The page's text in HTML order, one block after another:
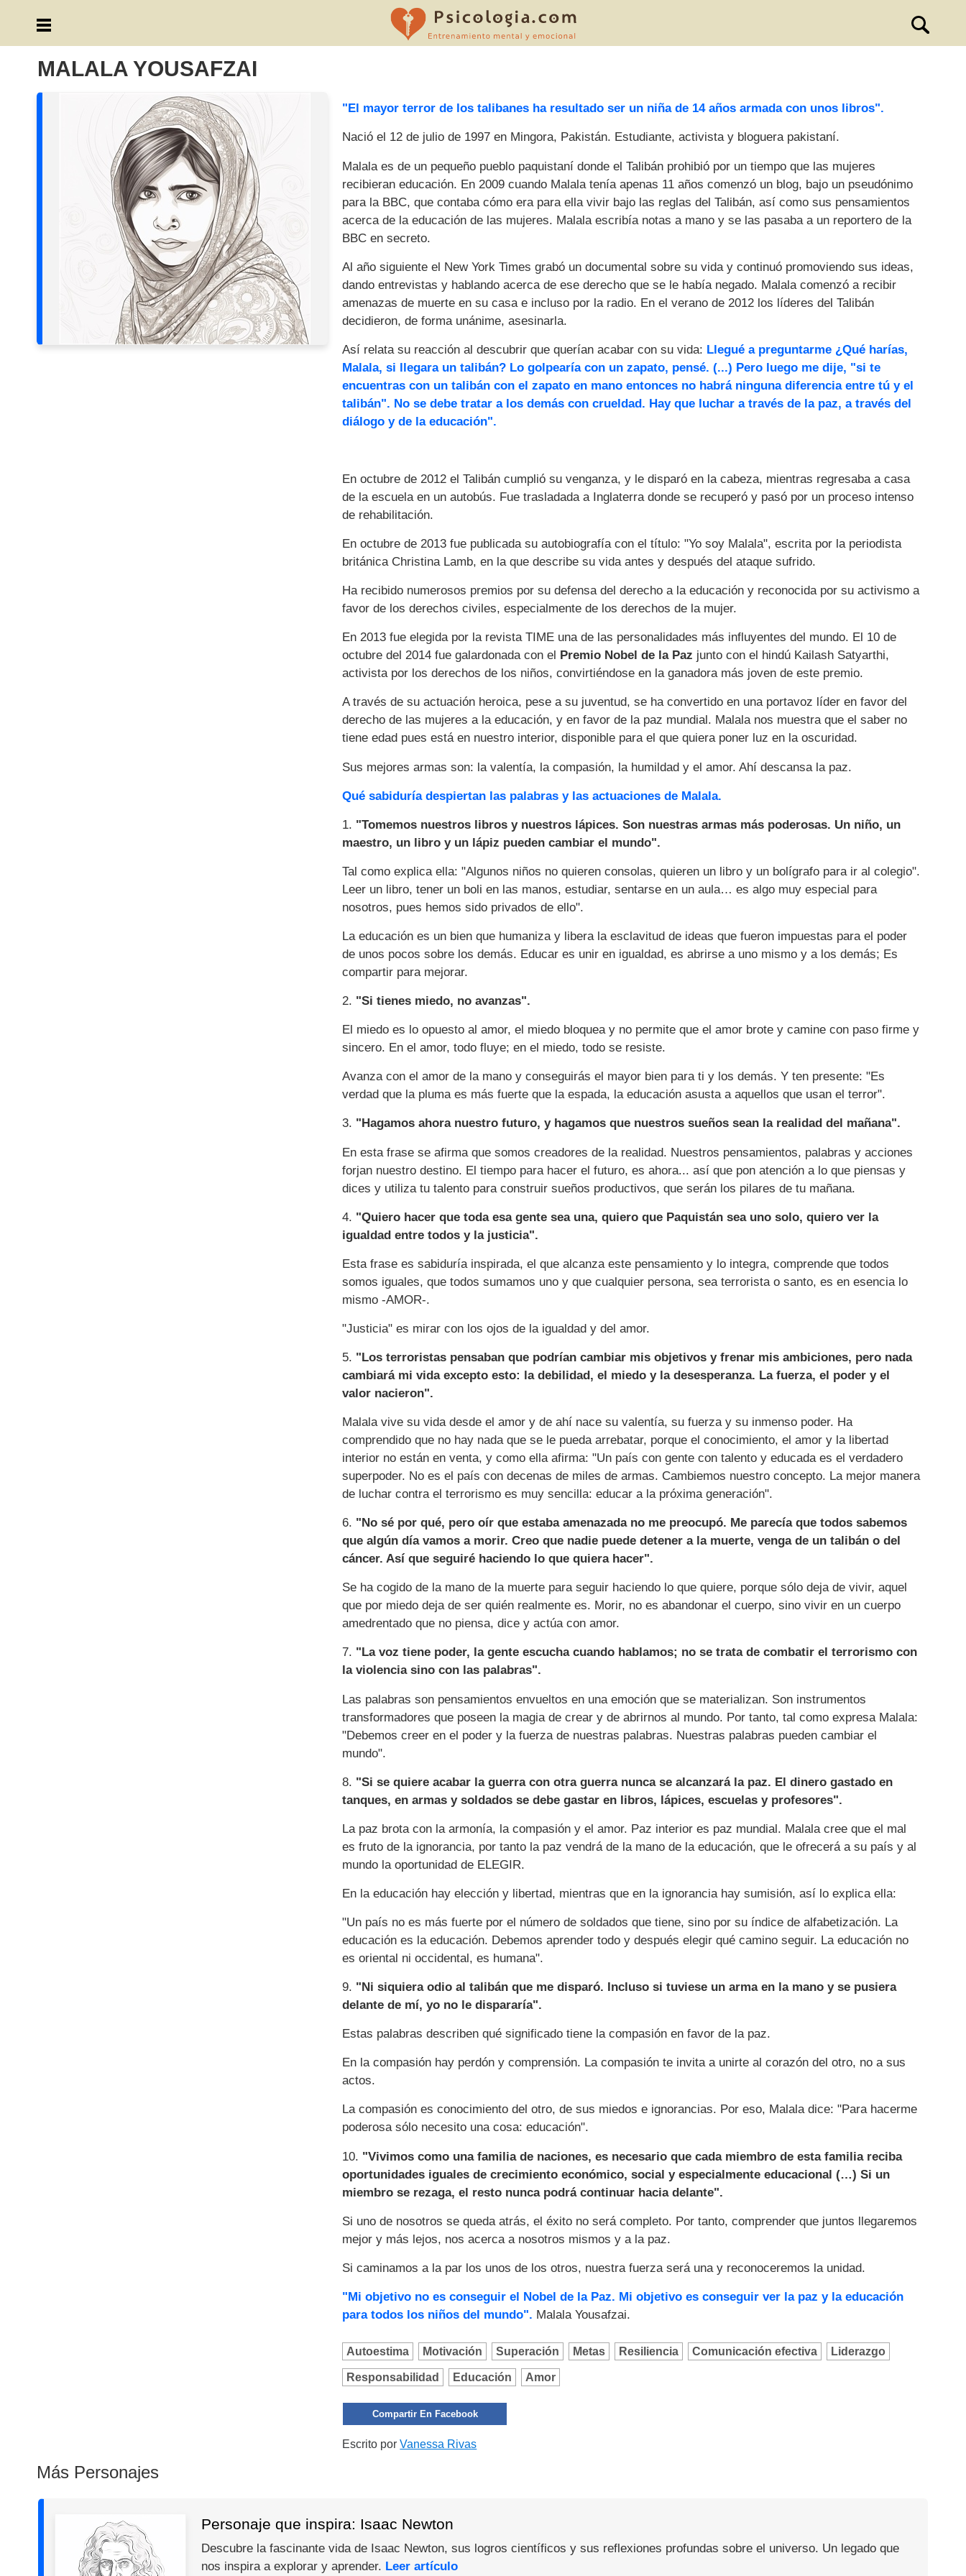
MALALA YOUSAFZAI
"El mayor terror de los talibanes ha resultado ser un niña de 14 años armada con unos libros".
Nació el 12 de julio de 1997 en Mingora, Pakistán. Estudiante, activista y bloguera pakistaní.
Malala es de un pequeño pueblo paquistaní donde el Talibán prohibió por un tiempo que las mujeres
recibieran educación. En 2009 cuando Malala tenía apenas 11 años comenzó un blog, bajo un pseudónimo
para la BBC, que contaba cómo era para ella vivir bajo las reglas del Talibán, así como sus pensamientos
acerca de la educación de las mujeres. Malala escribía notas a mano y se las pasaba a un reportero de la
BBC en secreto.
Al año siguiente el New York Times grabó un documental sobre su vida y continuó promoviendo sus ideas,
dando entrevistas y hablando acerca de ese derecho que se le había negado. Malala comenzó a recibir
amenazas de muerte en su casa e incluso por la radio. En el verano de 2012 los líderes del Talibán
decidieron, de forma unánime, asesinarla.
Así relata su reacción al descubrir que querían acabar con su vida: Llegué a preguntarme ¿Qué harías,
Malala, si llegara un talibán? Lo golpearía con un zapato, pensé. (...) Pero luego me dije, "si te
encuentras con un talibán con el zapato en mano entonces no habrá ninguna diferencia entre tú y el
talibán". No se debe tratar a los demás con crueldad. Hay que luchar a través de la paz, a través del
diálogo y de la educación".
En octubre de 2012 el Talibán cumplió su venganza, y le disparó en la cabeza, mientras regresaba a casa
de la escuela en un autobús. Fue trasladada a Inglaterra donde se recuperó y pasó por un proceso intenso
de rehabilitación.
En octubre de 2013 fue publicada su autobiografía con el título: "Yo soy Malala", escrita por la periodista
británica Christina Lamb, en la que describe su vida antes y después del ataque sufrido.
Ha recibido numerosos premios por su defensa del derecho a la educación y reconocida por su activismo a
favor de los derechos civiles, especialmente de los derechos de la mujer.
En 2013 fue elegida por la revista TIME una de las personalidades más influyentes del mundo. El 10 de
octubre del 2014 fue galardonada con el
Premio Nobel de la Paz junto con el hindú Kailash Satyarthi,
activista por los derechos de los niños, convirtiéndose en la ganadora más joven de este premio.
A través de su actuación heroica, pese a su juventud, se ha convertido en una portavoz líder en favor del
derecho de las mujeres a la educación, y en favor de la paz mundial. Malala nos muestra que el saber no
tiene edad pues está en nuestro interior, disponible para el que quiera poner luz en la oscuridad.
Sus mejores armas son: la valentía, la compasión, la humildad y el amor. Ahí descansa la paz.
Qué sabiduría despiertan las palabras y las actuaciones de Malala.
1. "Tomemos nuestros libros y nuestros lápices. Son nuestras armas más poderosas. Un niño, un
maestro, un libro y un lápiz pueden cambiar el mundo".
Tal como explica ella: "Algunos niños no quieren consolas, quieren un libro y un bolígrafo para ir al colegio".
Leer un libro, tener un boli en las manos, estudiar, sentarse en un aula… es algo muy especial para
nosotros, pues hemos sido privados de ello".
La educación es un bien que humaniza y libera la esclavitud de ideas que fueron impuestas para el poder
de unos pocos sobre los demás. Educar es unir en igualdad, es abrirse a uno mismo y a los demás; Es
compartir para mejorar.
2. "Si tienes miedo, no avanzas".
El miedo es lo opuesto al amor, el miedo bloquea y no permite que el amor brote y camine con paso firme y
sincero. En el amor, todo fluye; en el miedo, todo se resiste.
Avanza con el amor de la mano y conseguirás el mayor bien para ti y los demás. Y ten presente: "Es
verdad que la pluma es más fuerte que la espada, la educación asusta a aquellos que usan el terror".
3. "Hagamos ahora nuestro futuro, y hagamos que nuestros sueños sean la realidad del mañana".
En esta frase se afirma que somos creadores de la realidad. Nuestros pensamientos, palabras y acciones
forjan nuestro destino. El tiempo para hacer el futuro, es ahora... así que pon atención a lo que piensas y
dices y utiliza tu talento para construir sueños productivos, que serán los pilares de tu mañana.
4. "Quiero hacer que toda esa gente sea una, quiero que Paquistán sea uno solo, quiero ver la
igualdad entre todos y la justicia".
Esta frase es sabiduría inspirada, el que alcanza este pensamiento y lo integra, comprende que todos
somos iguales, que todos sumamos uno y que cualquier persona, sea terrorista o santo, es en esencia lo
mismo -AMOR-.
"Justicia" es mirar con los ojos de la igualdad y del amor.
5. "Los terroristas pensaban que podrían cambiar mis objetivos y frenar mis ambiciones, pero nada
cambiará mi vida excepto esto: la debilidad, el miedo y la desesperanza. La fuerza, el poder y el
valor nacieron".
Malala vive su vida desde el amor y de ahí nace su valentía, su fuerza y su inmenso poder. Ha
comprendido que no hay nada que se le pueda arrebatar, porque el conocimiento, el amor y la libertad
interior no están en venta, y como ella afirma: "Un país con gente con talento y educada es el verdadero
superpoder. No es el país con decenas de miles de armas. Cambiemos nuestro concepto. La mejor manera
de luchar contra el terrorismo es muy sencilla: educar a la próxima generación".
6. "No sé por qué, pero oír que estaba amenazada no me preocupó. Me parecía que todos sabemos
que algún día vamos a morir. Creo que nadie puede detener a la muerte, venga de un talibán o del
cáncer. Así que seguiré haciendo lo que quiera hacer".
Se ha cogido de la mano de la muerte para seguir haciendo lo que quiere, porque sólo deja de vivir, aquel
que por miedo deja de ser quién realmente es. Morir, no es abandonar el cuerpo, sino vivir en un cuerpo
amedrentado que no piensa, dice y actúa con amor.
7. "La voz tiene poder, la gente escucha cuando hablamos; no se trata de combatir el terrorismo con
la violencia sino con las palabras".
Las palabras son pensamientos envueltos en una emoción que se materializan. Son instrumentos
transformadores que poseen la magia de crear y de abrirnos al mundo. Por tanto, tal como expresa Malala:
"Debemos creer en el poder y la fuerza de nuestras palabras. Nuestras palabras pueden cambiar el
mundo".
8. "Si se quiere acabar la guerra con otra guerra nunca se alcanzará la paz. El dinero gastado en
tanques, en armas y soldados se debe gastar en libros, lápices, escuelas y profesores".
La paz brota con la armonía, la compasión y el amor. Paz interior es paz mundial. Malala cree que el mal
es fruto de la ignorancia, por tanto la paz vendrá de la mano de la educación, que le ofrecerá a su país y al
mundo la oportunidad de ELEGIR.
En la educación hay elección y libertad, mientras que en la ignorancia hay sumisión, así lo explica ella:
"Un país no es más fuerte por el número de soldados que tiene, sino por su índice de alfabetización. La
educación es la educación. Debemos aprender todo y después elegir qué camino seguir. La educación no
es oriental ni occidental, es humana".
9. "Ni siquiera odio al talibán que me disparó. Incluso si tuviese un arma en la mano y se pusiera
delante de mí, yo no le dispararía".
Estas palabras describen qué significado tiene la compasión en favor de la paz.
En la compasión hay perdón y comprensión. La compasión te invita a unirte al corazón del otro, no a sus
actos.
La compasión es conocimiento del otro, de sus miedos e ignorancias. Por eso, Malala dice: "Para hacerme
poderosa sólo necesito una cosa: educación".
10. "Vivimos como una familia de naciones, es necesario que cada miembro de esta familia reciba
oportunidades iguales de crecimiento económico, social y especialmente educacional (…) Si un
miembro se rezaga, el resto nunca podrá continuar hacia delante".
Si uno de nosotros se queda atrás, el éxito no será completo. Por tanto, comprender que juntos llegaremos
mejor y más lejos, nos acerca a nosotros mismos y a la paz.
Si caminamos a la par los unos de los otros, nuestra fuerza será una y reconoceremos la unidad.
"Mi objetivo no es conseguir el Nobel de la Paz. Mi objetivo es conseguir ver la paz y la educación
para todos los niños del mundo". Malala Yousafzai.
Autoestima Motivación Superación Metas Resiliencia Comunicación efectiva Liderazgo
Responsabilidad Educación Amor
Compartir En Facebook
Escrito porVanessa Rivas
Más Personajes
Personaje que inspira: Isaac Newton
Descubre la fascinante vida de Isaac Newton, sus logros científicos y sus reflexiones profundas sobre el universo. Un legado que
nos inspira a explorar y aprender. Leer artículo